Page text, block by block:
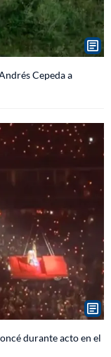
Cepeda a
durante acto en el